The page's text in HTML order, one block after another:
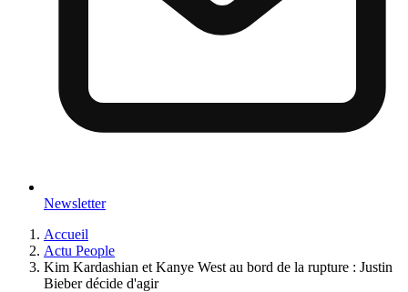
Newsletter
Accueil
Actu People
Kim Kardashian et Kanye West au bord de la rupture : Justin
Bieber décide d'agir